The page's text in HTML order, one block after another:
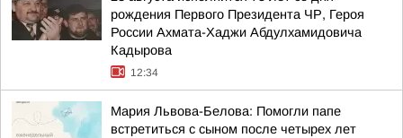
рождения Первого Президента ЧР, Героя
России Ахмата-Хаджи Абдулхамидовича
Кадырова
12:34
Мария Львова-Белова: Помогли папе
встретиться с сыном после четырех лет